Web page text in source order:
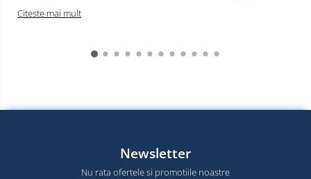
Citeste mai mult
Newsletter
Nu rata ofertele si promotiile noastre